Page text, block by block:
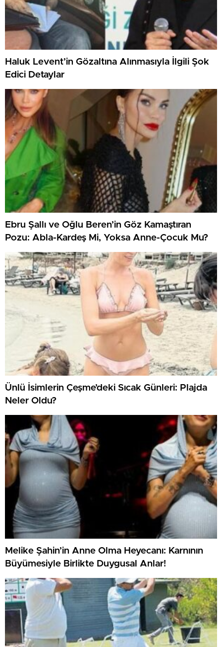
Haluk Levent’in Gözaltına Alınmasıyla İlgili Şok
Edici Detaylar
Ebru Şallı ve Oğlu Beren’in Göz Kamaştıran
Pozu: Abla-Kardeş Mi, Yoksa Anne-Çocuk Mu?
Ünlü İsimlerin Çeşme’deki Sıcak Günleri: Plajda
Neler Oldu?
Melike Şahin’in Anne Olma Heyecanı: Karnının
Büyümesiyle Birlikte Duygusal Anlar!